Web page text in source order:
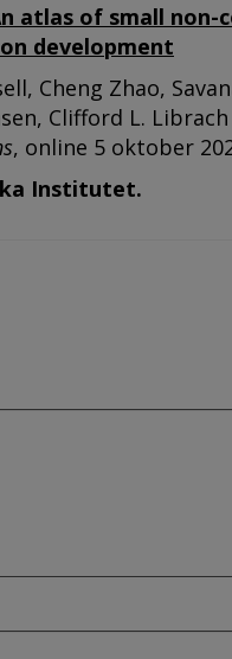
atlas of small non-
development
Cheng Zhao,
Clifford L.
, online 5 oktober
Institutet.